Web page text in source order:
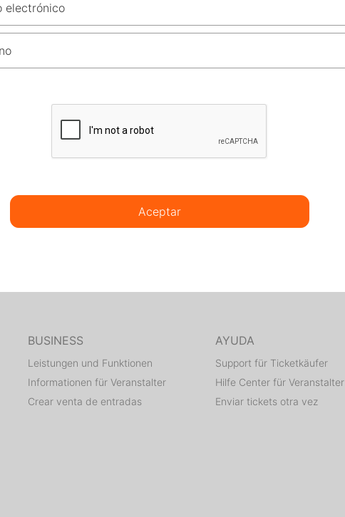
electrónico
Aceptar
BUSINESS
Leistungen und Funktionen
Informationen für Veranstalter
Crear venta de entradas
AYUDA
Support für Ticketkäufer
Hilfe Center für Veranstalter
Enviar tickets otra vez